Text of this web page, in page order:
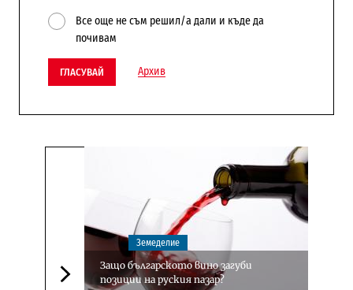
Все още не съм решил/а дали и къде да
почивам
ГЛАСУВАЙ Архив
Земеделие
Защо българското вино загуби
позиции на руския пазар?